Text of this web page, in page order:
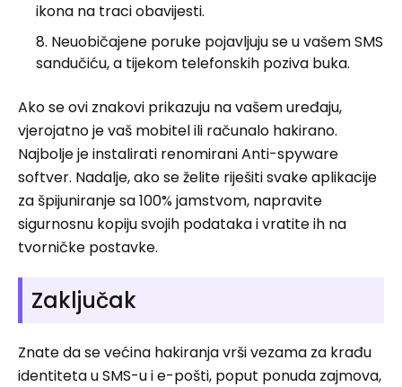
ikona na traci obavijesti.
Neuobičajene poruke pojavljuju se u vašem SMS
sandučiću, a tijekom telefonskih poziva buka.
Ako se ovi znakovi prikazuju na vašem uređaju,
vjerojatno je vaš mobitel ili računalo hakirano.
Najbolje je instalirati renomirani Anti-spyware
softver. Nadalje, ako se želite riješiti svake aplikacije
za špijuniranje sa 100% jamstvom, napravite
sigurnosnu kopiju svojih podataka i vratite ih na
tvorničke postavke.
Zaključak
Znate da se većina hakiranja vrši vezama za krađu
identiteta u SMS-u i e-pošti, poput ponuda zajmova,